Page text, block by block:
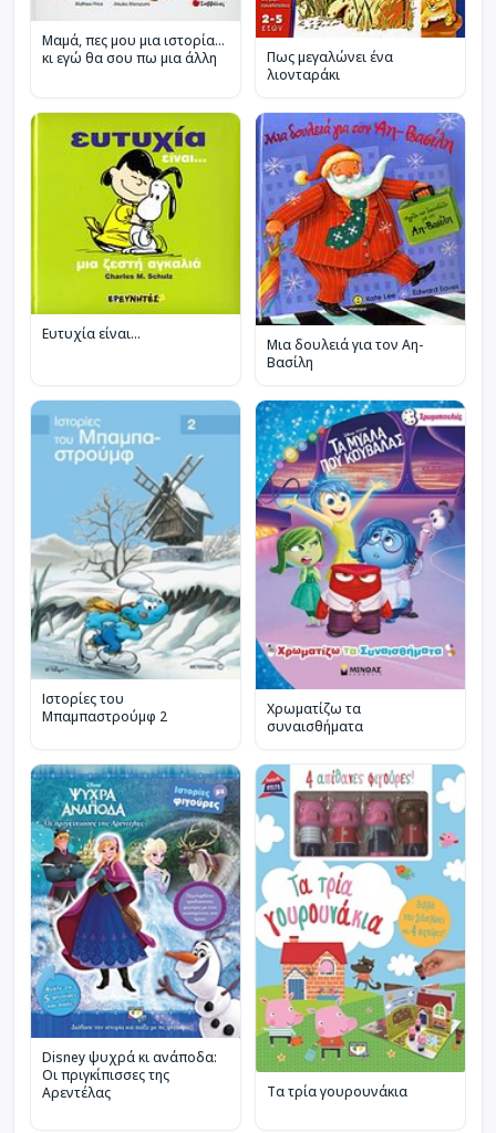
Μαµά, πες µου µια ιστορία…
κι εγώ θα σου πω µια άλλη
Πως μεγαλώνει ένα
λιονταράκι
Ευτυχία είναι...
Μια δουλειά για τον Αη-
Βασίλη
Ιστορίες του
Μπαμπαστρούμφ 2
Χρωματίζω τα
συναισθήματα
Disney ψυχρά κι ανάποδα:
Οι πριγκίπισσες της
Αρεντέλας
Τα τρία γουρουνάκια